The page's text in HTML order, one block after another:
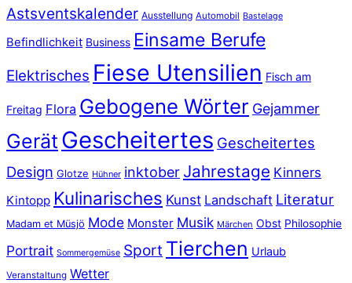
Astsventskalender Ausstellung Automobil Bastelage
Befindlichkeit Business Einsame Berufe
Elektrisches Fiese Utensilien Fisch am
Freitag Flora Gebogene Wörter Gejammer
Gerät Gescheitertes Gescheitertes
Design Glotze Hühner inktober Jahrestage Kinners
Kintopp Kulinarisches Kunst Landschaft Literatur
Madam et Müsjö Mode Monster Musik Märchen Obst Philosophie
Portrait Sommergemüse Sport Tierchen Urlaub
Veranstaltung Wetter